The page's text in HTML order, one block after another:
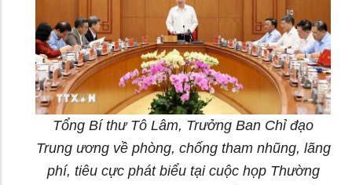
Tổng Bí thư Tô Lâm, Trưởng Ban Chỉ đạo
Trung ương về phòng, chống tham nhũng, lãng
phí, tiêu cực phát biểu tại cuộc họp Thường